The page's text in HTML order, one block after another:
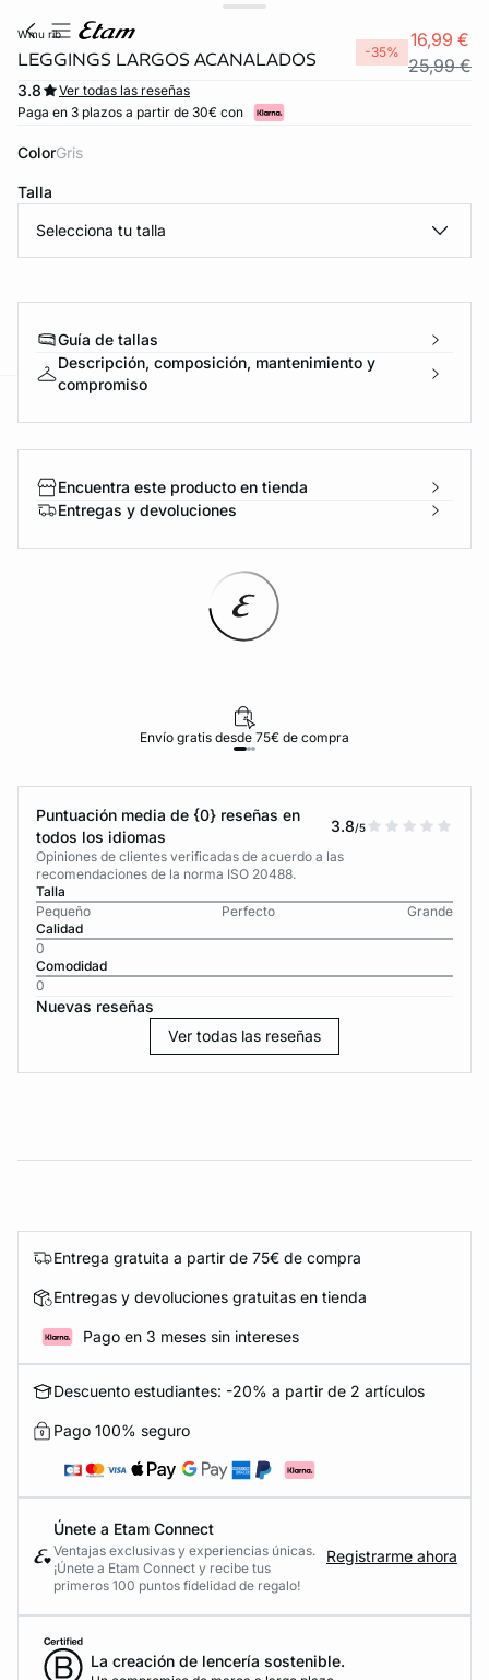
wmu rib
LEGGINGS LARGOS ACANALADOS -35%
16,99 €
25,99 €
3.8
Ver todas las reseñas
Paga en 3 plazos a partir de 30€ con
Color gris
Talla
Selecciona tu talla
Guía de tallas
Descripción, composición, mantenimiento y
compromiso
Encuentra este producto en tienda
Entregas y devoluciones
Envío gratis desde 75€ de compra
Puntuación media de {0} reseñas en
todos los idiomas
3.8/5
Opiniones de clientes verificadas de acuerdo a las
recomendaciones de la norma ISO 20488.
Talla
Pequeño
Perfecto
Grande
Calidad
0
Comodidad
0
Nuevas reseñas
Ver todas las reseñas
Entrega gratuita a partir de 75€ de compra
Entregas y devoluciones gratuitas en tienda
Pago en 3 meses sin intereses
Descuento estudiantes: -20% a partir de 2 artículos
Pago 100% seguro
Únete a Etam Connect
Ventajas exclusivas y experiencias únicas.
¡Únete a Etam Connect y recibe tus
primeros 100 puntos fidelidad de regalo!
Registrarme ahora
La creación de lencería sostenible.